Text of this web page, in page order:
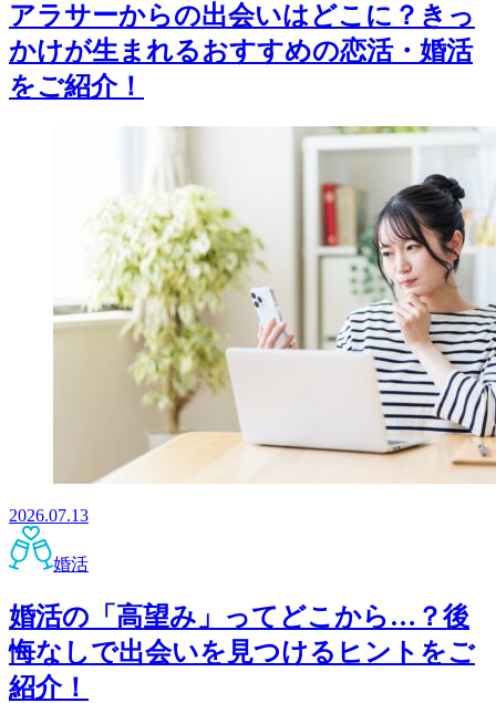
アラサーからの出会いはどこに？きっ
かけが生まれるおすすめの恋活・婚活
をご紹介！
2026.07.13
婚活
婚活の「高望み」ってどこから…？後
悔なしで出会いを見つけるヒントをご
紹介！